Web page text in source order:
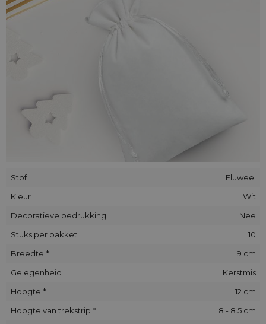
We bevelen onze zakjes van velours aan als een bijzondere
verpakkingswijze voor een geschenk of als een decoratieve
verpakking voor alledaagse artikelen.
Stof
Fluweel
Kleur
Wit
Decoratieve bedrukking
Nee
Stuks per pakket
10
Breedte *
9 cm
Gelegenheid
Kerstmis
Hoogte *
12 cm
Hoogte van trekstrip *
8 - 8.5 cm